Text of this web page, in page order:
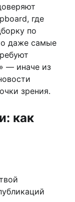
где
по
даже самые
— иначе из
зрения.
как